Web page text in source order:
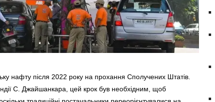
нафту після 2022 року на прохання Сполучених Штатів.
С. Джайшанкара, цей крок був необхідним, щоб